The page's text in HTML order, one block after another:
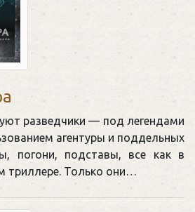
разведчики — под легендами
агентуры и поддельных
погони, подставы, все как в
триллере. Только они…